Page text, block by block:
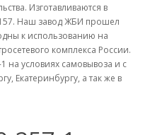
Изготавливаются в
157. Наш завод ЖБИ прошел
к использованию на
комплекса России.
на условиях самовывоза и с
Екатеринбургу, а так же в